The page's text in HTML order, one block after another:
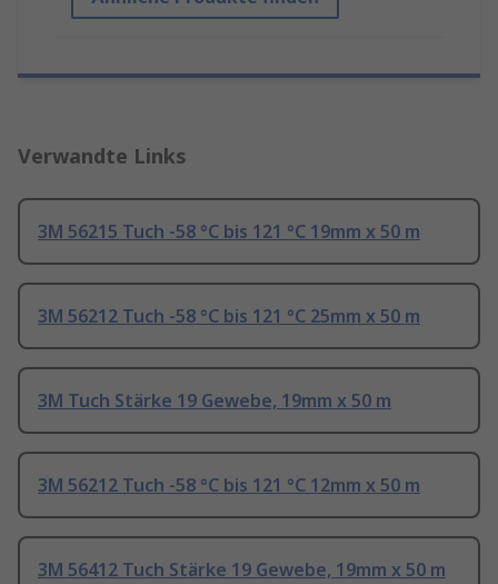
Verwandte Links
3M 56215 Tuch -58 °C bis 121 °C 19mm x 50 m
3M 56212 Tuch -58 °C bis 121 °C 25mm x 50 m
3M Tuch Stärke 19 Gewebe, 19mm x 50 m
3M 56212 Tuch -58 °C bis 121 °C 12mm x 50 m
3M 56412 Tuch Stärke 19 Gewebe, 19mm x 50 m